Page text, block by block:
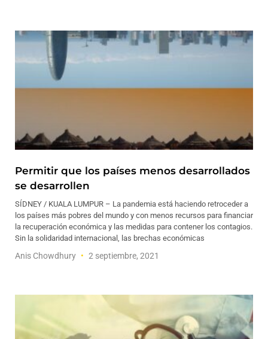
Permitir que los países menos desarrollados
se desarrollen
SÍDNEY / KUALA LUMPUR – La pandemia está haciendo retroceder a
los países más pobres del mundo y con menos recursos para financiar
la recuperación económica y las medidas para contener los contagios.
Sin la solidaridad internacional, las brechas económicas
Anis Chowdhury 2 septiembre, 2021